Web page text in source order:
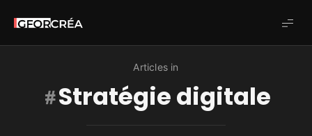
Studio
GforCréa
Articles in
Stratégie digitale